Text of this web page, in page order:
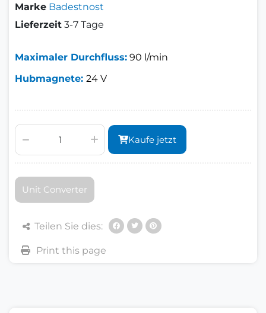
Marke Badestnost
Lieferzeit 3-7 Tage
Maximaler Durchfluss: 90 l/min
Hubmagnete: 24 V
Kaufe jetzt
Unit Converter
Teilen Sie dies: